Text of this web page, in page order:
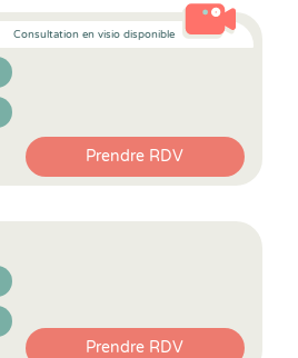
Consultation en visio disponible
Prendre RDV
Prendre RDV